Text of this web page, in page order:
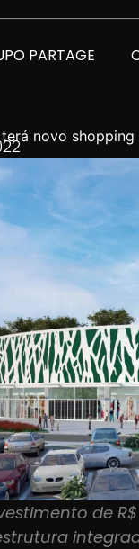
PARTAGE
novo
de